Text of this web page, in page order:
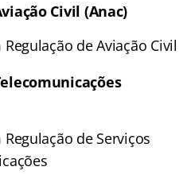
Civil (Anac)
de Aviação Civil
de Serviços